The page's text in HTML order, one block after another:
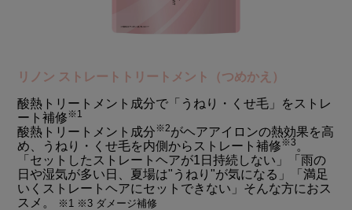
リノン ストレートトリートメント（つめかえ）
酸熱トリートメント成分で「うねり・くせ毛」をストレ
ート補修※1
酸熱トリートメント成分※2がヘアアイロンの熱効果を高
め、うねり・くせ毛を内側からストレート補修※3 。
「セットしたストレートヘアが1日持続しない」「雨の
日や湿気が多い日、夏場は"うねり"が気になる」「満足
いくストレートヘアにセットできない」そんな方におス
スメ。
※1 ※3 ダメージ補修